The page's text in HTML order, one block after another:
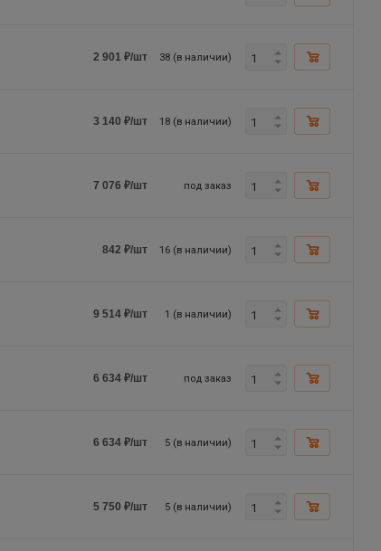
2 901 ₽/шт 38 (в наличии)
3 140 ₽/шт 18 (в наличии)
7 076 ₽/шт под заказ
842 ₽/шт 16 (в наличии)
9 514 ₽/шт 1 (в наличии)
6 634 ₽/шт под заказ
6 634 ₽/шт 5 (в наличии)
5 750 ₽/шт 5 (в наличии)